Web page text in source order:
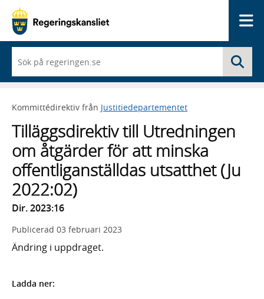
du
börjar
skriva
framträder
lista
med
sökförslag
Kommittédirektiv från Justitiedepartementet
Tilläggsdirektiv till Utredningen
om åtgärder för att minska
offentliganställdas utsatthet (Ju
2022:02)
Dir. 2023:16
Publicerad 03 februari 2023
Ändring i uppdraget.
Ladda ner: